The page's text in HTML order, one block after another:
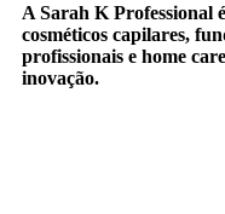
A Sarah K Professional
cosméticos capilares,
profissionais e home
inovação.